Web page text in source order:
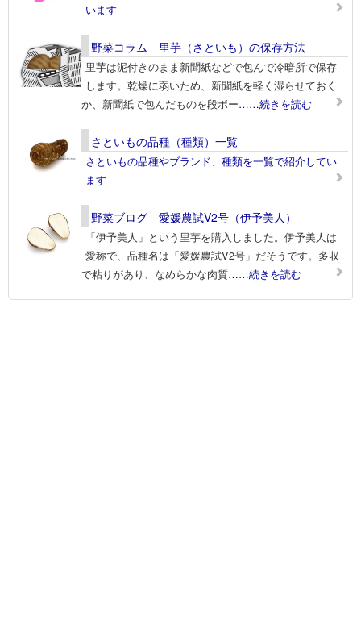
います
野菜コラム 里芋（さといも）の保存方法
里芋は泥付きのまま新聞紙などで包んで冷暗所で保存
します。乾燥に弱いため、新聞紙を軽く湿らせておく
か、新聞紙で包んだものを段ボー……続きを読む
さといもの品種（種類）一覧
さといもの品種やブランド、種類を一覧で紹介してい
ます
野菜ブログ 愛媛農試V2号（伊予美人）
「伊予美人」という里芋を購入しました。伊予美人は
愛称で、品種名は「愛媛農試V2号」だそうです。多収
で粘りがあり、なめらかな肉質……続きを読む